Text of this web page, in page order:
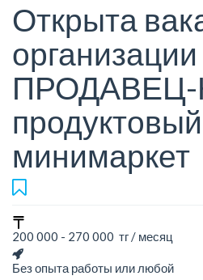
Открыта
организации
ПРОДАВЕЦ-
продуктовый
минимаркет
200 000 - 270 000 тг / месяц
Без опыта работы или любой